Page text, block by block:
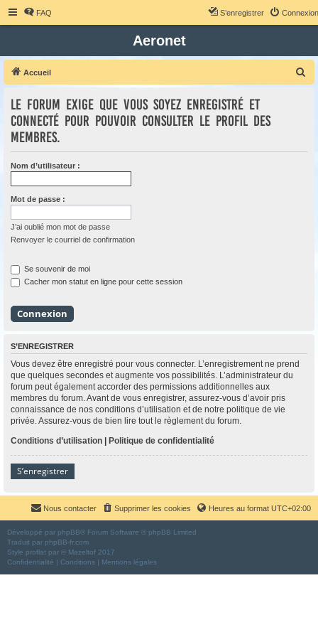
FAQ Connexion
S’enregistrer
Aeronet
Accueil
Le forum exige que vous soyez enregistré et
connecté pour pouvoir consulter le profil des
membres.
Nom d’utilisateur :
Mot de passe :
J’ai oublié mon mot de passe
Renvoyer le courriel de confirmation
Se souvenir de moi
Cacher mon statut en ligne pour cette session
S’ENREGISTRER
Vous devez être enregistré pour vous connecter. L’enregistrement ne prend
que quelques secondes et augmente vos possibilités. L’administrateur du
forum peut également accorder des permissions additionnelles aux
membres du forum. Avant de vous enregistrer, assurez-vous d’avoir pris
connaissance de nos conditions d’utilisation et de notre politique de vie
privée. Assurez-vous de bien lire tout le règlement du forum.
Conditions d’utilisation | Politique de confidentialité
S’enregistrer
Heures au format UTC+02:00
Supprimer les cookies
Nous contacter
Développé par phpBB® Forum Software © phpBB Limited
Traduit par phpBB-fr.com
Style proflat par © Mazeltof 2017
Confidentialité | Conditions | Mentions légales